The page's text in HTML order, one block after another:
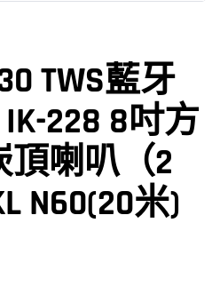
TWS藍牙
228 8吋方
喇叭（2
N60(20米)